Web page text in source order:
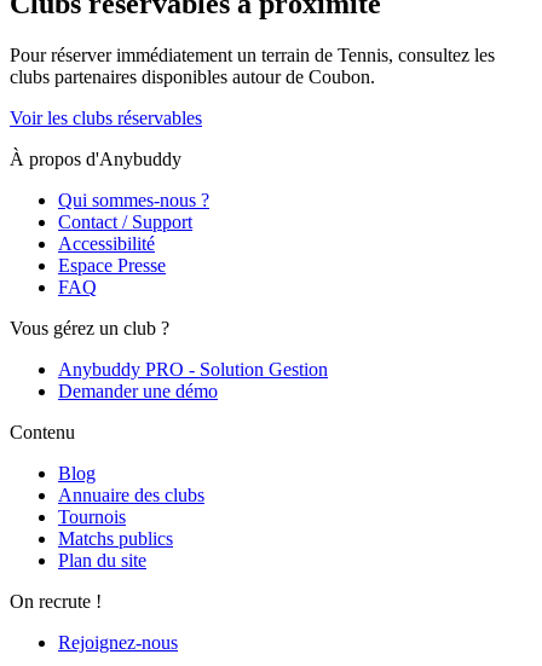
Pour réserver immédiatement un terrain de Tennis, consultez les
clubs partenaires disponibles autour de Coubon.
Voir les clubs réservables
À propos d'Anybuddy
Qui sommes-nous ?
Contact / Support
Accessibilité
Espace Presse
FAQ
Vous gérez un club ?
Anybuddy PRO - Solution Gestion
Demander une démo
Contenu
Blog
Annuaire des clubs
Tournois
Matchs publics
Plan du site
On recrute !
Rejoignez-nous